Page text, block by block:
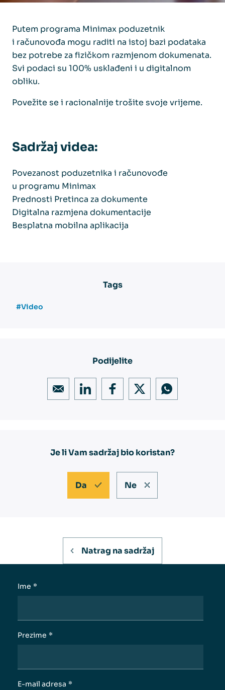
Putem programa Minimax poduzetnik
i računovođa mogu raditi na istoj bazi podataka
bez potrebe za fizičkom razmjenom dokumenata.
Svi podaci su 100% usklađeni i u digitalnom
obliku.
Povežite se i racionalnije trošite svoje vrijeme.
Sadržaj videa:
Povezanost poduzetnika i računovođe
u programu Minimax
Prednosti Pretinca za dokumente
Digitalna razmjena dokumentacije
Besplatna mobilna aplikacija
Tags
#Video
Podijelite
Je li Vam sadržaj bio koristan?
Da Ne
Natrag na sadržaj
Ime *
Prezime *
E-mail adresa *